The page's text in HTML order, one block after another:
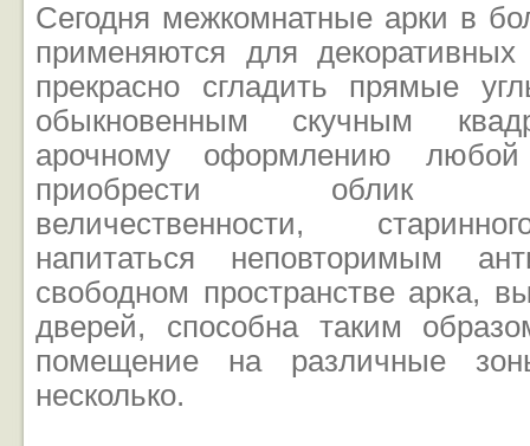
Сегодня межкомнатные арки в
применяются для
прекрасно сгладить прямые
обыкновенным скучным
арочному оформлению
приобрести облик
величественности,
напитаться неповторимым
свободном пространстве арка,
дверей, способна таким
помещение на различные
несколько.